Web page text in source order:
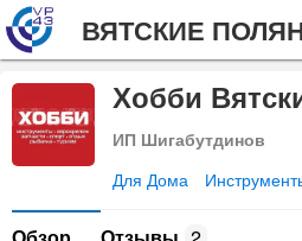
ВЯТСКИЕ
Хобби
ИП Шигабутдинов
Для Дома